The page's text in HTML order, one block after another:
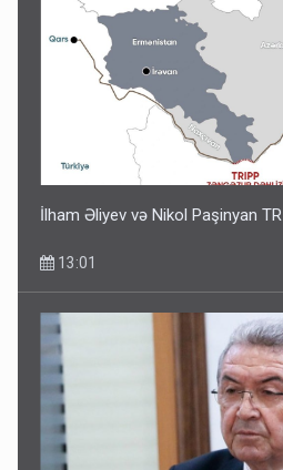
İlham Əliyev və Nikol Paşinyan
13:01